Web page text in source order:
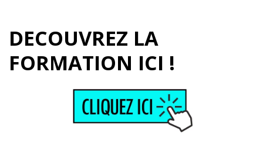
DECOUVREZ LA
FORMATION ICI !